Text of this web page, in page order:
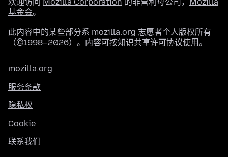
基金会。
此内容中的某些部分系 mozilla.org 志愿者个人版权所有
（©1998–2026）。内容可按知识共享许可协议使用。
mozilla.org
服务条款
隐私权
Cookie
联系我们